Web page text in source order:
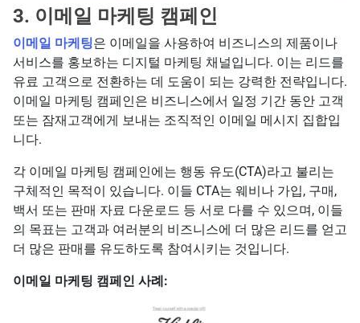
3. 이메일 마케팅 캠페인
이메일 마케팅은 이메일을 사용하여 비즈니스의 제품이나
서비스를 홍보하는 디지털 마케팅 채널입니다. 이는 리드를
유료 고객으로 전환하는 데 도움이 되는 강력한 전략입니다.
이메일 마케팅 캠페인은 비즈니스에서 일정 기간 동안 고객
또는 잠재고객에게 보내는 조직적인 이메일 메시지 집합입
니다.
각 이메일 마케팅 캠페인에는 행동 유도(CTA)라고 불리는
구체적인 목적이 있습니다. 이들 CTA는 웨비나 가입, 구매,
백서 또는 판매 자료 다운로드 등 서로 다를 수 있으며, 이들
의 목표는 고객과 여러분의 비즈니스에 더 많은 리드를 얻고
더 많은 판매를 유도하도록 참여시키는 것입니다.
이메일 마케팅 캠페인 사례: